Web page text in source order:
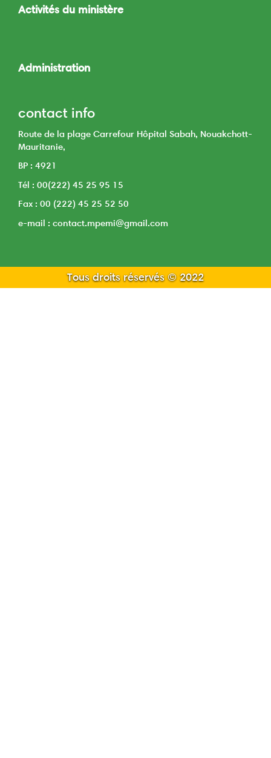
Activités du ministère
Administration
contact info
Route de la plage Carrefour Hôpital Sabah, Nouakchott-
Mauritanie,
BP : 4921
Tél : 00(222) 45 25 95 15
Fax : 00 (222) 45 25 52 50
e-mail : contact.mpemi@gmail.com
Tous droits réservés © 2022